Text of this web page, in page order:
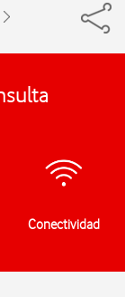
Conectividad